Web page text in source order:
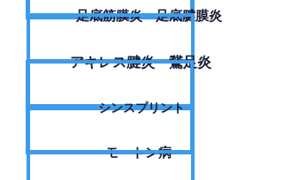
足底筋膜炎・足底腱膜炎
アキレス腱炎・鵞足炎
シンスプリント
モートン病